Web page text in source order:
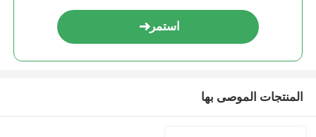
استمر
المنتجات الموصى بها